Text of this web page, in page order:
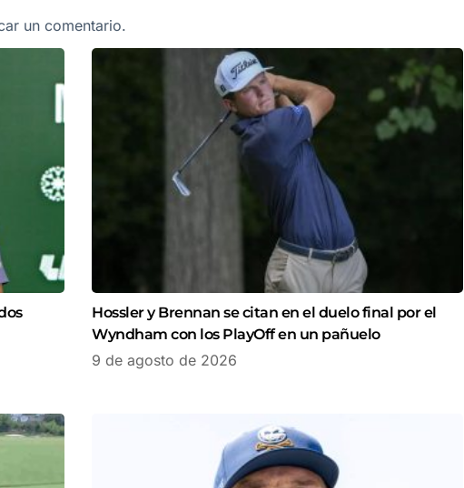
un comentario.
Hossler y Brennan se citan en el duelo final por el
Wyndham con los PlayOff en un pañuelo
9 de agosto de 2026